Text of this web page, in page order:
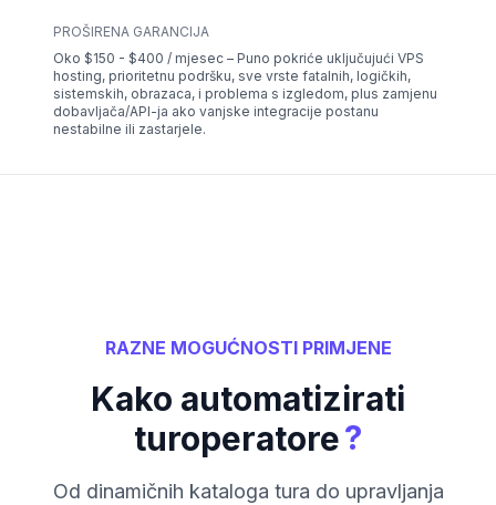
PROŠIRENA GARANCIJA
Oko $150 - $400 / mjesec – Puno pokriće uključujući VPS
hosting, prioritetnu podršku, sve vrste fatalnih, logičkih,
sistemskih, obrazaca, i problema s izgledom, plus zamjenu
dobavljača/API-ja ako vanjske integracije postanu
nestabilne ili zastarjele.
RAZNE MOGUĆNOSTI PRIMJENE
Kako automatizirati
turoperatore?
Od dinamičnih kataloga tura do upravljanja